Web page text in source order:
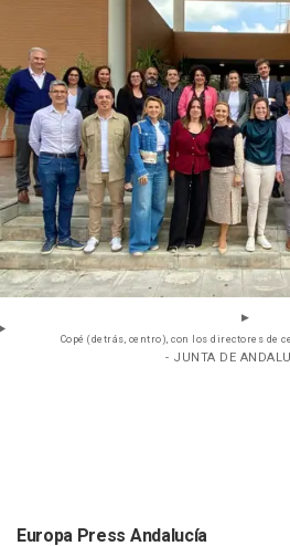
Copé (detrás, centro), con los directores de
- JUNTA DE
Europa Press Andalucía